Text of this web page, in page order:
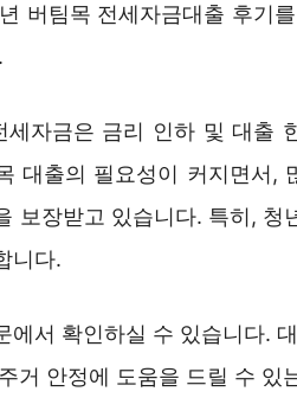
버팀목 전세자금대출 후기
세자금은 금리 인하 및 대출
대출의 필요성이 커지면서,
보장받고 있습니다. 특히, 청
니다.
에서 확인하실 수 있습니다.
거 안정에 도움을 드릴 수 있